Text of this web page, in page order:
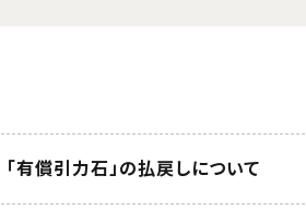
「有償引力石」の払戻しについて